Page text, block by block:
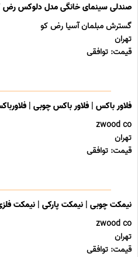
صندلی سینمای خانگی مدل دلوکس رض
گسترش مبلمان آسیا رض کو
تهران
قیمت: توافقی
فلاور باکس | فلاور باکس چوبی |
zwood co
تهران
قیمت: توافقی
نیمکت چوبی | نیمکت پارکی | نیمکت
zwood co
تهران
قیمت: توافقی